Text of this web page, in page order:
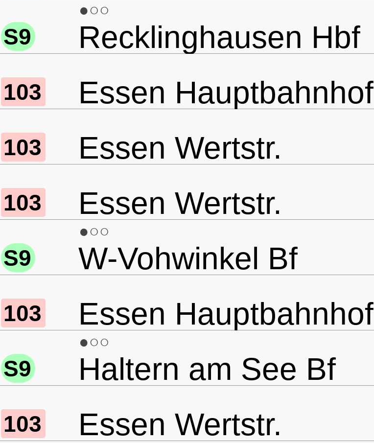
S9
●○○
Recklinghausen Hbf
103 Essen Hauptbahnhof
103 Essen Wertstr.
103 Essen Wertstr.
S9
●○○
W-Vohwinkel Bf
103 Essen Hauptbahnhof
S9
●○○
Haltern am See Bf
103 Essen Wertstr.